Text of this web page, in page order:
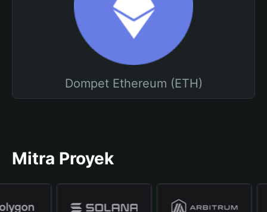
Dompet Ethereum (ETH)
Mitra Proyek